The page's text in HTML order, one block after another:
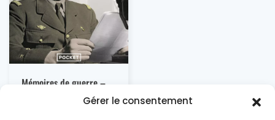
Gérer le consentement
Mémoires de guerre –
L’Appel : 1940-1942